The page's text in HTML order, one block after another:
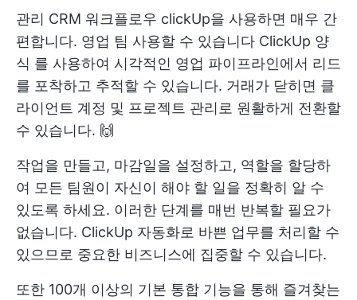
관리 CRM 워크플로우 clickUp을 사용하면 매우 간
편합니다. 영업 팀 사용할 수 있습니다 ClickUp 양
식 를 사용하여 시각적인 영업 파이프라인에서 리드
를 포착하고 추적할 수 있습니다. 거래가 닫히면 클
라이언트 계정 및 프로젝트 관리로 원활하게 전환할
수 있습니다. 🙌
작업을 만들고, 마감일을 설정하고, 역할을 할당하
여 모든 팀원이 자신이 해야 할 일을 정확히 알 수
있도록 하세요. 이러한 단계를 매번 반복할 필요가
없습니다. ClickUp 자동화로 바쁜 업무를 처리할 수
있으므로 중요한 비즈니스에 집중할 수 있습니다.
또한 100개 이상의 기본 통합 기능을 통해 즐겨찾는